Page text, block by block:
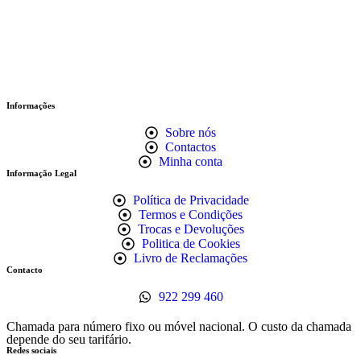
Informações
Sobre nós
Contactos
Minha conta
Informação Legal
Política de Privacidade
Termos e Condições
Trocas e Devoluções
Politica de Cookies
Livro de Reclamações
Contacto
922 299 460
Chamada para número fixo ou móvel nacional. O custo da chamada
depende do seu tarifário.
Redes sociais